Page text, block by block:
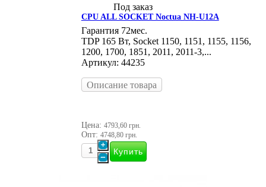
Под заказ
CPU ALL SOCKET Noctua NH-U12A
Гарантия 72мес.
TDP 165 Вт, Socket 1150, 1151, 1155, 1156,
1200, 1700, 1851, 2011, 2011-3,...
Артикул: 44235
Описание товара
Цена: 4793,60 грн.
Опт: 4748,80 грн.